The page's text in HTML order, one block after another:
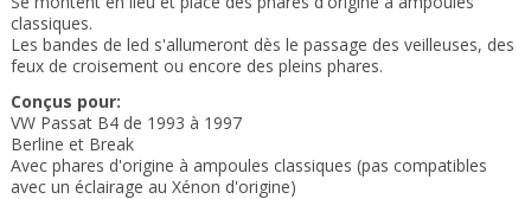
classiques.
Les bandes de led s'allumeront dès le passage des veilleuses, des
feux de croisement ou encore des pleins phares.
Conçus pour:
VW Passat B4 de 1993 à 1997
Berline et Break
Avec phares d'origine à ampoules classiques (pas compatibles
avec un éclairage au Xénon d'origine)